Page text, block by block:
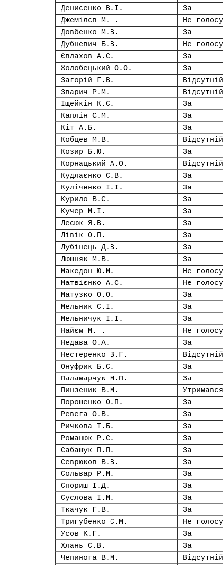
Денисенко В.І.
За
Джемілєв М. .
Не
Довбенко М.В.
За
Дубневич Б.В.
Не
Євлахов А.С.
За
Жолобецький О.О.
За
Загорій Г.В.
Відсутній
Зварич Р.М.
Відсутній
Іщейкін К.Є.
За
Каплін С.М.
За
Кіт А.Б.
За
Кобцев М.В.
Відсутній
Козир Б.Ю.
За
Корнацький А.О.
Відсутній
Кудлаєнко С.В.
За
Куліченко І.І.
За
Курило В.С.
За
Кучер М.І.
За
Лесюк Я.В.
За
Лівік О.П.
За
Лубінець Д.В.
За
Люшняк М.В.
За
Македон Ю.М.
Не
Матвієнко А.С.
Не
Матузко О.О.
За
Мельник С.І.
За
Мельничук І.І.
За
Найєм М. .
Не
Недава О.А.
За
Нестеренко В.Г.
Відсутній
Онуфрик Б.С.
За
Паламарчук М.П.
За
Пинзеник В.М.
Утримався
Порошенко О.П.
За
Ревега О.В.
За
Ричкова Т.Б.
За
Романюк Р.С.
За
Сабашук П.П.
За
Севрюков В.В.
За
Сольвар Р.М.
За
Спориш І.Д.
За
Суслова І.М.
За
Ткачук Г.В.
За
Тригубенко С.М.
Не
Усов К.Г.
За
Хлань С.В.
За
Чепинога В.М.
Відсутній